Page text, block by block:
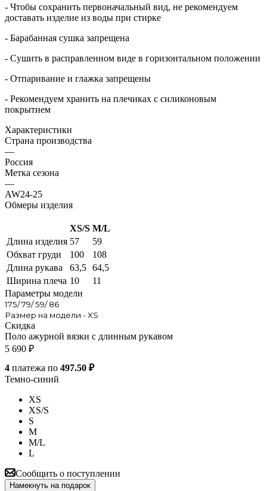
- Чтобы сохранить первоначальный вид, не рекомендуем
доставать изделие из воды при стирке
- Барабанная сушка запрещена
- Сушить в расправленном виде в горизонтальном положении
- Отпаривание и глажка запрещены
- Рекомендуем хранить на плечиках с силиконовым
покрытием
Характеристики
Страна производства
—
Россия
Метка сезона
—
AW24-25
Обмеры изделия
XS/S M/L
Длина изделия 57
59
Обхват груди
100
108
Длина рукава
63,5 64,5
Ширина плеча 10
11
Параметры модели
175/ 79/ 59/ 86
Размер на модели - XS
Скидка
Поло ажурной вязки с длинным рукавом
5 690 ₽
4 платежа по 497.50 ₽
Темно-синий
XS
XS/S
S
M
M/L
L
Сообщить о поступлении
Намекнуть на подарок